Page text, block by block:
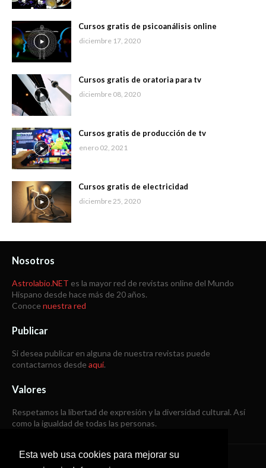
Esta web usa cookies para mejorar su
Cursos gratis de psicoanálisis online
diciembre 17, 2020
Cursos gratis de oratoria para tv
diciembre 08, 2020
Cursos gratis de producción de tv
enero 02, 2021
Cursos gratis de electricidad
diciembre 25, 2020
Nosotros
Astrolabio.NET es la mayor red de revistas online del Mundo
Hispano desde hace más de 20 años.
Conoce nuestra red
Publicar
Si desea publicar en alguna de nuestra revistas puede
contactarnos desde aquí.
Valores
Respetamos la libertad de expresión y la diversidad cultural. Así
como la igualdad de todas las personas.